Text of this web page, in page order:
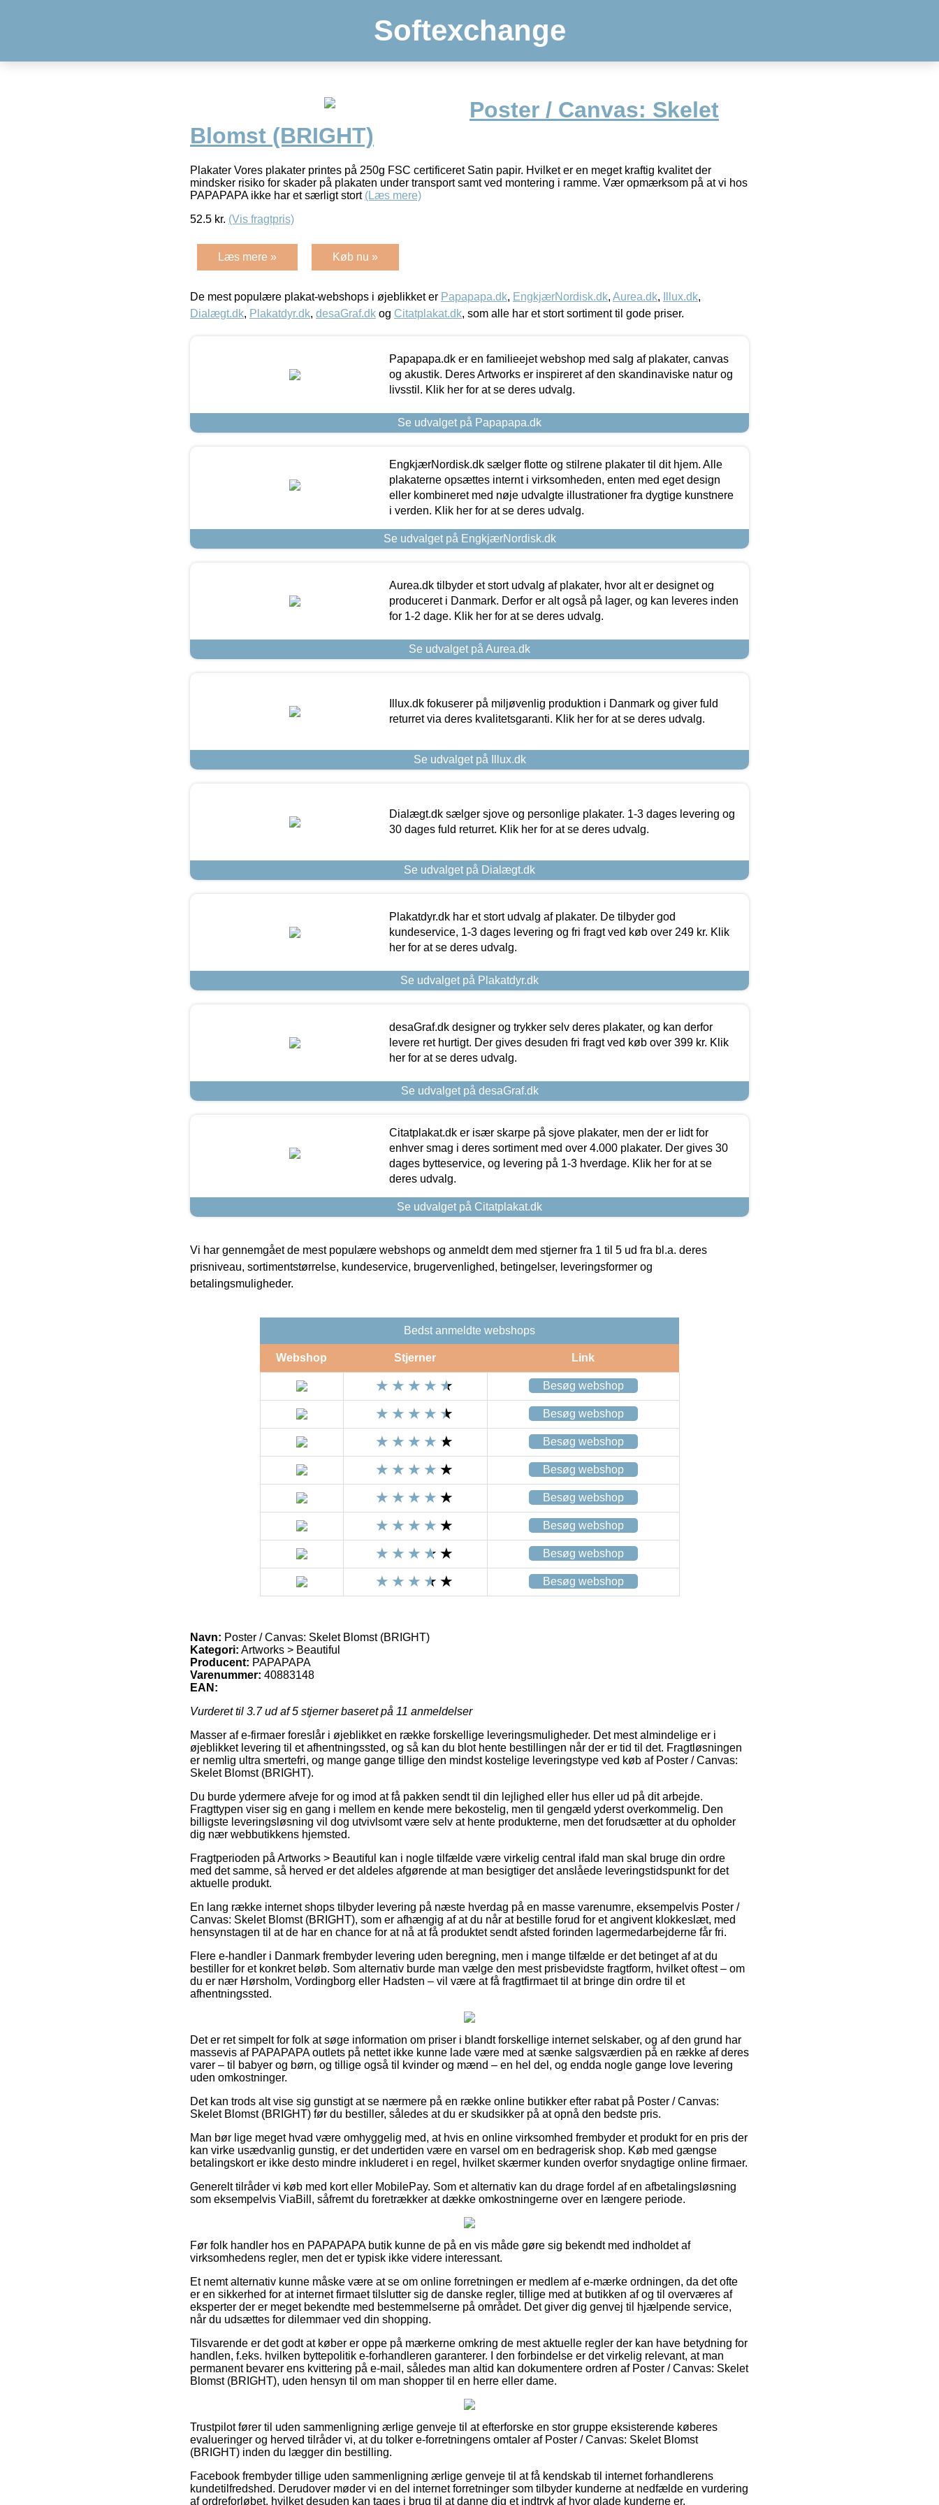
Softexchange
Poster / Canvas: Skelet
Blomst (BRIGHT)
Plakater Vores plakater printes på 250g FSC certificeret Satin papir. Hvilket er en meget kraftig kvalitet der
mindsker risiko for skader på plakaten under transport samt ved montering i ramme. Vær opmærksom på at vi hos
PAPAPAPA ikke har et særligt stort (Læs mere)
52.5 kr. (Vis fragtpris)
Læs mere » Køb nu »
De mest populære plakat-webshops i øjeblikket er Papapapa.dk, EngkjærNordisk.dk, Aurea.dk, Illux.dk,
Dialægt.dk, Plakatdyr.dk, desaGraf.dk og Citatplakat.dk, som alle har et stort sortiment til gode priser.
Papapapa.dk er en familieejet webshop med salg af plakater, canvas
og akustik. Deres Artworks er inspireret af den skandinaviske natur og
livsstil. Klik her for at se deres udvalg.
Se udvalget på Papapapa.dk
EngkjærNordisk.dk sælger flotte og stilrene plakater til dit hjem. Alle
plakaterne opsættes internt i virksomheden, enten med eget design
eller kombineret med nøje udvalgte illustrationer fra dygtige kunstnere
i verden. Klik her for at se deres udvalg.
Se udvalget på EngkjærNordisk.dk
Aurea.dk tilbyder et stort udvalg af plakater, hvor alt er designet og
produceret i Danmark. Derfor er alt også på lager, og kan leveres inden
for 1-2 dage. Klik her for at se deres udvalg.
Se udvalget på Aurea.dk
Illux.dk fokuserer på miljøvenlig produktion i Danmark og giver fuld
returret via deres kvalitetsgaranti. Klik her for at se deres udvalg.
Se udvalget på Illux.dk
Dialægt.dk sælger sjove og personlige plakater. 1-3 dages levering og
30 dages fuld returret. Klik her for at se deres udvalg.
Se udvalget på Dialægt.dk
Plakatdyr.dk har et stort udvalg af plakater. De tilbyder god
kundeservice, 1-3 dages levering og fri fragt ved køb over 249 kr. Klik
her for at se deres udvalg.
Se udvalget på Plakatdyr.dk
desaGraf.dk designer og trykker selv deres plakater, og kan derfor
levere ret hurtigt. Der gives desuden fri fragt ved køb over 399 kr. Klik
her for at se deres udvalg.
Se udvalget på desaGraf.dk
Citatplakat.dk er især skarpe på sjove plakater, men der er lidt for
enhver smag i deres sortiment med over 4.000 plakater. Der gives 30
dages bytteservice, og levering på 1-3 hverdage. Klik her for at se
deres udvalg.
Se udvalget på Citatplakat.dk
Vi har gennemgået de mest populære webshops og anmeldt dem med stjerner fra 1 til 5 ud fra bl.a. deres
prisniveau, sortimentstørrelse, kundeservice, brugervenlighed, betingelser, leveringsformer og
betalingsmuligheder.
Bedst anmeldte webshops
Webshop Stjerner Link
Besøg webshop
Besøg webshop
Besøg webshop
Besøg webshop
Besøg webshop
Besøg webshop
Besøg webshop
Besøg webshop
Navn: Poster / Canvas: Skelet Blomst (BRIGHT)
Kategori: Artworks > Beautiful
Producent: PAPAPAPA
Varenummer: 40883148
EAN:
Vurderet til 3.7ud af 5 stjerner baseret på 11 anmeldelser
Masser af e-firmaer foreslår i øjeblikket en række forskellige leveringsmuligheder. Det mest almindelige er i
øjeblikket levering til et afhentningssted, og så kan du blot hente bestillingen når der er tid til det. Fragtløsningen
er nemlig ultra smertefri, og mange gange tillige den mindst kostelige leveringstype ved køb af Poster / Canvas:
Skelet Blomst (BRIGHT).
Du burde ydermere afveje for og imod at få pakken sendt til din lejlighed eller hus eller ud på dit arbejde.
Fragttypen viser sig en gang i mellem en kende mere bekostelig, men til gengæld yderst overkommelig. Den
billigste leveringsløsning vil dog utvivlsomt være selv at hente produkterne, men det forudsætter at du opholder
dig nær webbutikkens hjemsted.
Fragtperioden på Artworks > Beautiful kan i nogle tilfælde være virkelig central ifald man skal bruge din ordre
med det samme, så herved er det aldeles afgørende at man besigtiger det anslåede leveringstidspunkt for det
aktuelle produkt.
En lang række internet shops tilbyder levering på næste hverdag på en masse varenumre, eksempelvis Poster /
Canvas: Skelet Blomst (BRIGHT), som er afhængig af at du når at bestille forud for et angivent klokkeslæt, med
hensynstagen til at de har en chance for at nå at få produktet sendt afsted forinden lagermedarbejderne får fri.
Flere e-handler i Danmark frembyder levering uden beregning, men i mange tilfælde er det betinget af at du
bestiller for et konkret beløb. Som alternativ burde man vælge den mest prisbevidste fragtform, hvilket oftest – om
du er nær Hørsholm, Vordingborg eller Hadsten – vil være at få fragtfirmaet til at bringe din ordre til et
afhentningssted.
Det er ret simpelt for folk at søge information om priser i blandt forskellige internet selskaber, og af den grund har
massevis af PAPAPAPA outlets på nettet ikke kunne lade være med at sænke salgsværdien på en række af deres
varer – til babyer og børn, og tillige også til kvinder og mænd – en hel del, og endda nogle gange love levering
uden omkostninger.
Det kan trods alt vise sig gunstigt at se nærmere på en række online butikker efter rabat på Poster / Canvas:
Skelet Blomst (BRIGHT) før du bestiller, således at du er skudsikker på at opnå den bedste pris.
Man bør lige meget hvad være omhyggelig med, at hvis en online virksomhed frembyder et produkt for en pris der
kan virke usædvanlig gunstig, er det undertiden være en varsel om en bedragerisk shop. Køb med gængse
betalingskort er ikke desto mindre inkluderet i en regel, hvilket skærmer kunden overfor snydagtige online firmaer.
Generelt tilråder vi køb med kort eller MobilePay. Som et alternativ kan du drage fordel af en afbetalingsløsning
som eksempelvis ViaBill, såfremt du foretrækker at dække omkostningerne over en længere periode.
Før folk handler hos en PAPAPAPA butik kunne de på en vis måde gøre sig bekendt med indholdet af
virksomhedens regler, men det er typisk ikke videre interessant.
Et nemt alternativ kunne måske være at se om online forretningen er medlem af e-mærke ordningen, da det ofte
er en sikkerhed for at internet firmaet tilslutter sig de danske regler, tillige med at butikken af og til overværes af
eksperter der er meget bekendte med bestemmelserne på området. Det giver dig genvej til hjælpende service,
når du udsættes for dilemmaer ved din shopping.
Tilsvarende er det godt at køber er oppe på mærkerne omkring de mest aktuelle regler der kan have betydning for
handlen, f.eks. hvilken byttepolitik e-forhandleren garanterer. I den forbindelse er det virkelig relevant, at man
permanent bevarer ens kvittering på e-mail, således man altid kan dokumentere ordren af Poster / Canvas: Skelet
Blomst (BRIGHT), uden hensyn til om man shopper til en herre eller dame.
Trustpilot fører til uden sammenligning ærlige genveje til at efterforske en stor gruppe eksisterende køberes
evalueringer og herved tilråder vi, at du tolker e-forretningens omtaler af Poster / Canvas: Skelet Blomst
(BRIGHT) inden du lægger din bestilling.
Facebook frembyder tillige uden sammenligning ærlige genveje til at få kendskab til internet forhandlerens
kundetilfredshed. Derudover møder vi en del internet forretninger som tilbyder kunderne at nedfælde en vurdering
af ordreforløbet, hvilket desuden kan tages i brug til at danne dig et indtryk af hvor glade kunderne er.